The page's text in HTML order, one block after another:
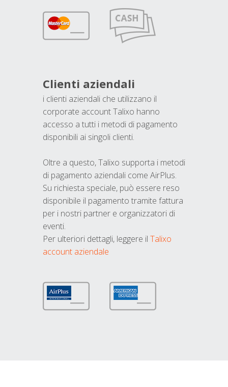
Clienti aziendali
i clienti aziendali che utilizzano il
corporate account Talixo hanno
accesso a tutti i metodi di pagamento
disponibili ai singoli clienti.
Oltre a questo, Talixo supporta i metodi
di pagamento aziendali come AirPlus.
Su richiesta speciale, può essere reso
disponibile il pagamento tramite fattura
per i nostri partner e organizzatori di
eventi.
Per ulteriori dettagli, leggere il Talixo
account aziendale